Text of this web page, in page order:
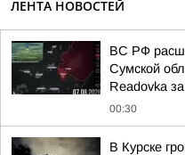
ЛЕНТА НОВОСТЕЙ
ВС РФ
Сумской
Readovka
00:30
В Курске